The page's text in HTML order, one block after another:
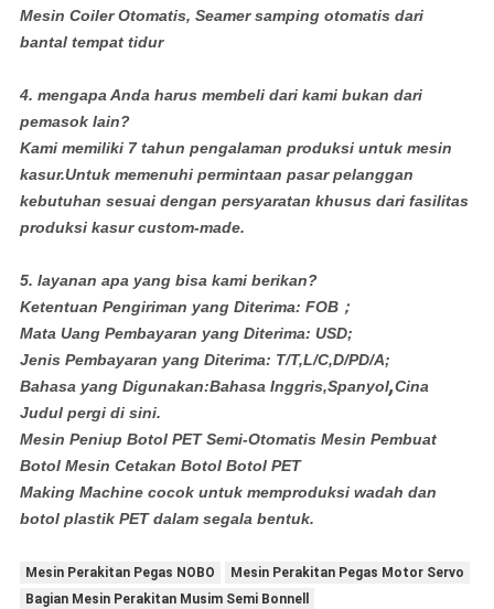
Mesin Coiler Otomatis, Seamer samping otomatis dari
bantal tempat tidur
4. mengapa Anda harus membeli dari kami bukan dari
pemasok lain?
Kami memiliki 7 tahun pengalaman produksi untuk mesin
kasur.Untuk memenuhi permintaan pasar pelanggan
kebutuhan sesuai dengan persyaratan khusus dari fasilitas
produksi kasur custom-made.
5. layanan apa yang bisa kami berikan?
Ketentuan Pengiriman yang Diterima: FOB；
Mata Uang Pembayaran yang Diterima: USD;
Jenis Pembayaran yang Diterima: T/T,L/C,D/PD/A;
Bahasa yang Digunakan:Bahasa Inggris,Spanyol,Cina
Judul pergi di sini.
Mesin Peniup Botol PET Semi-Otomatis Mesin Pembuat
Botol Mesin Cetakan Botol Botol PET
Making Machine cocok untuk memproduksi wadah dan
botol plastik PET dalam segala bentuk.
Mesin Perakitan Pegas NOBO
Mesin Perakitan Pegas Motor Servo
Bagian Mesin Perakitan Musim Semi Bonnell